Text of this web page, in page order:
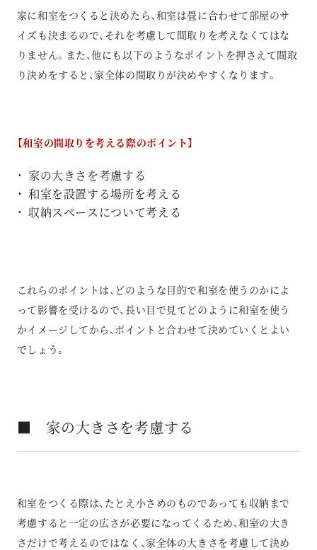
家に和室をつくると決めたら、和室は畳に合わせて部屋のサ
イズも決まるので、それを考慮して間取りを考えなくてはな
りません。また、他にも以下のようなポイントを押さえて間取
り決めをすると、家全体の間取りが決めやすくなります。
【和室の間取りを考える際のポイント】
家の大きさを考慮する
和室を設置する場所を考える
収納スペースについて考える
これらのポイントは、どのような目的で和室を使うのかによ
って影響を受けるので、長い目で見てどのように和室を使う
かイメージしてから、ポイントと合わせて決めていくとよい
でしょう。
■ 家の大きさを考慮する
和室をつくる際は、たとえ小さめのものであっても収納まで
考慮すると一定の広さが必要になってくるため、和室の大き
さだけで考えるのではなく、家全体の大きさを考慮して決め